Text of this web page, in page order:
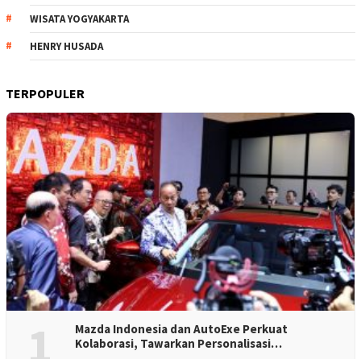
WISATA YOGYAKARTA
HENRY HUSADA
TERPOPULER
1
Mazda Indonesia dan AutoExe Perkuat
Kolaborasi, Tawarkan Personalisasi…